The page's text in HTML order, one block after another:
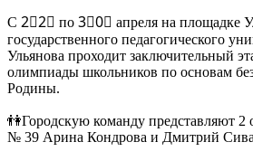
С 2⃣2⃣ по 3⃣0⃣ апреля на площадке
государственного педагогического
Ульянова проходит заключительный
олимпиады школьников по основам
Родины.
👫Городскую команду представляют
№ 39 Арина Кондрова и Дмитрий